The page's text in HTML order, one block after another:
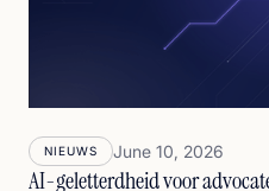
NIEUWS June 10, 2026
AI-geletterdheid voor